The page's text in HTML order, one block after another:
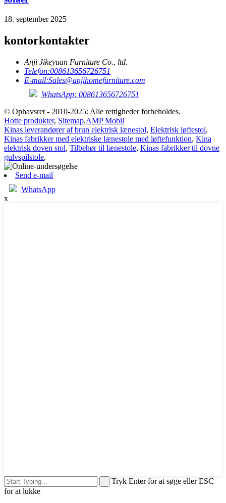
18. september 2025
kontorkontakter
Anji Jikeyuan Furniture Co., ltd.
Telefon:008613656726751
E-mail:Sales@anjihomefurniture.com
WhatsApp: 008613656726751
© Ophavsret - 2010-2025: Alle rettigheder forbeholdes.
Hotte produkter, Sitemap,AMP Mobil
Kinas leverandører af brun elektrisk lænestol, Elektrisk løftestol,
Kinas fabrikker med elektriske lænestole med løftefunktion, Kina
elektrisk doven stol, Tilbehør til lænestole, Kinas fabrikker til dovne
gulvspilstole,
Send e-mail
WhatsApp
x
Tryk Enter for at søge eller ESC
for at lukke